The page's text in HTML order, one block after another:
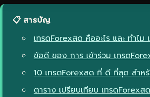
📋 สารบัญ
เทรดForexสด คืออะไร และ ทำไ
ข้อดี ของ การ เข้าร่วม เทรด
10 เทรดForexสด ที่ ดี ที่สุด สำหรั
ตาราง เปรียบเทียบ เทรดForex